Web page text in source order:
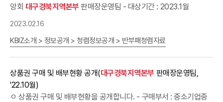
앙회 대구경북지역본부 판매장운영팀 - 대상기간 : 2023.1월
2023.02.16
KBIZ소개 > 정보공개 > 청렴정보공개 > 반부패청렴자료
상품권 구매 및 배부현황 공개(대구경북지역본부 판매장운영팀,
'22.10월)
ㅇ 상품권 구매 및 배부현황을 공개합니다. - 구매부서 : 중소기업중